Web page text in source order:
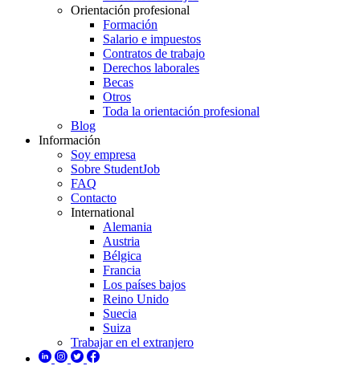
Orientación profesional
Formación
Salario e impuestos
Contratos de trabajo
Derechos laborales
Becas
Otros
Toda la orientación profesional
Blog
Información
Soy empresa
Sobre StudentJob
FAQ
Contacto
International
Alemania
Austria
Bélgica
Francia
Los países bajos
Reino Unido
Suecia
Suiza
Trabajar en el extranjero